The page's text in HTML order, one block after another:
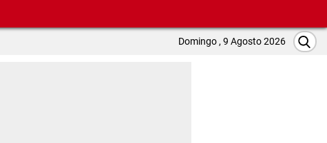
Domingo , 9 Agosto 2026